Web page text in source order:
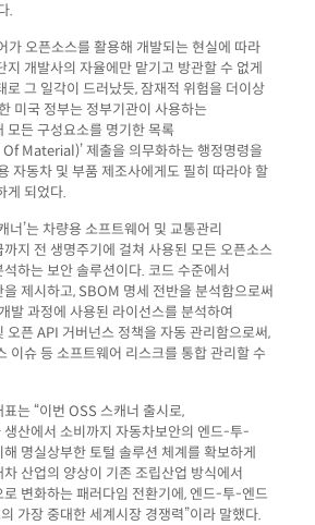
.
오픈소스를 활용해 개발되는 현실에 따라
지 개발사의 자율에만 맡기고 방관할 수 없게
그 일각이 드러났듯, 잠재적 위험을 더이상
미국 정부는 정부기관이 사용하는
모든 구성요소를 명기한 목록
Material)’ 제출을 의무화하는 행정명령을
자동차 및 부품 제조사에게도 필히 따라야 할
게 되었다.
너’는 차량용 소프트웨어 및 교통관리
지 전 생명주기에 걸쳐 사용된 모든 오픈소스
하는 보안 솔루션이다. 코드 수준에서
제시하고, SBOM 명세 전반을 분석함으로써
발 과정에 사용된 라이선스를 분석하여
오픈 API 거버넌스 정책을 자동 관리함으로써,
이슈 등 소프트웨어 리스크를 통합 관리할 수
는 “이번 OSS 스캐너 출시로,
생산에서 소비까지 자동차보안의 엔드-투-
명실상부한 토털 솔루션 체계를 확보하게
차 산업의 양상이 기존 조립산업 방식에서
변화하는 패러다임 전환기에, 엔드-투-엔드
가장 중대한 세계시장 경쟁력”이라 말했다.